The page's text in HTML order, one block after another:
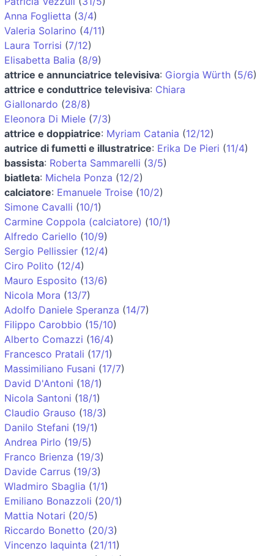
Anna Foglietta (3/4)
Valeria Solarino (4/11)
Laura Torrisi (7/12)
Elisabetta Balia (8/9)
attrice e annunciatrice televisiva: Giorgia Würth (5/6)
attrice e conduttrice televisiva: Chiara
Giallonardo (28/8)
Eleonora Di Miele (7/3)
attrice e doppiatrice: Myriam Catania (12/12)
autrice di fumetti e illustratrice: Erika De Pieri (11/4)
bassista: Roberta Sammarelli (3/5)
biatleta: Michela Ponza (12/2)
calciatore: Emanuele Troise (10/2)
Simone Cavalli (10/1)
Carmine Coppola (calciatore) (10/1)
Alfredo Cariello (10/9)
Sergio Pellissier (12/4)
Ciro Polito (12/4)
Mauro Esposito (13/6)
Nicola Mora (13/7)
Adolfo Daniele Speranza (14/7)
Filippo Carobbio (15/10)
Alberto Comazzi (16/4)
Francesco Pratali (17/1)
Massimiliano Fusani (17/7)
David D'Antoni (18/1)
Nicola Santoni (18/1)
Claudio Grauso (18/3)
Danilo Stefani (19/1)
Andrea Pirlo (19/5)
Franco Brienza (19/3)
Davide Carrus (19/3)
Wladmiro Sbaglia (1/1)
Emiliano Bonazzoli (20/1)
Mattia Notari (20/5)
Riccardo Bonetto (20/3)
Vincenzo Iaquinta (21/11)